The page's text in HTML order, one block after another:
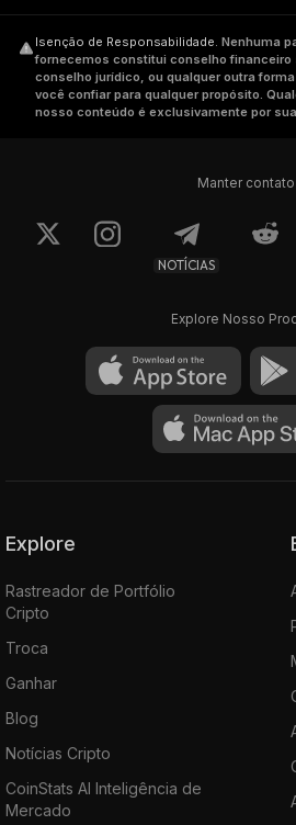
Isenção de Responsabilidade. Nenhuma
fornecemos constitui conselho financeiro
conselho jurídico, ou qualquer outra
você confiar para qualquer propósito.
nosso conteúdo é exclusivamente por
Manter contato
NOTÍCIAS
Explore Nosso
Explore
Rastreador de Portfólio
Cripto
Troca
Ganhar
Blog
Notícias Cripto
CoinStats AI Inteligência de
Mercado